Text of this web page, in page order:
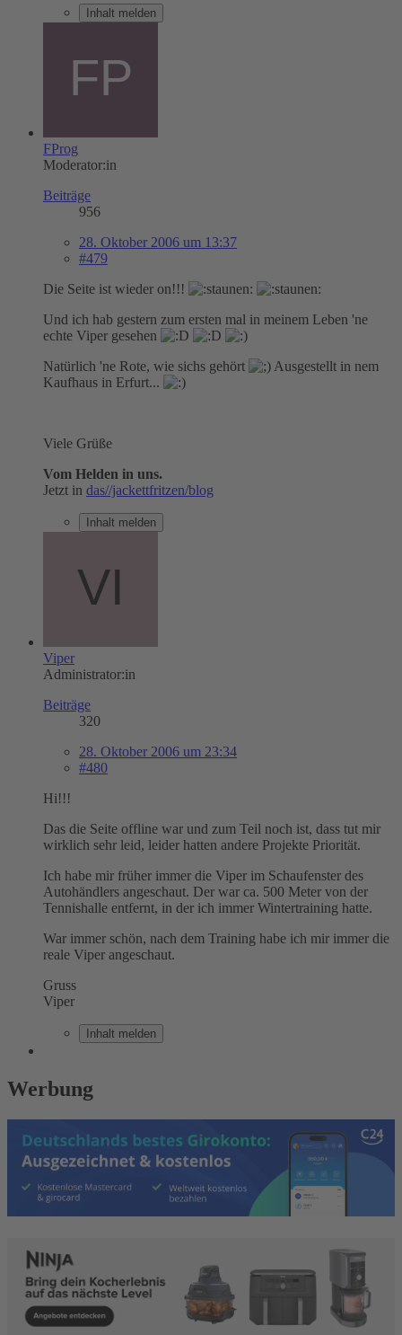
Inhalt melden
FProg
Moderator:in
Beiträge
956
28. Oktober 2006 um 13:37
#479
Die Seite ist wieder on!!!
Und ich hab gestern zum ersten mal in meinem Leben 'ne
echte Viper gesehen
Natürlich 'ne Rote, wie sichs gehört
Ausgestellt in nem
Kaufhaus in Erfurt...
Viele Grüße
Vom Helden in uns.
Jetzt in das//jackettfritzen/blog
Inhalt melden
Viper
Administrator:in
Beiträge
320
28. Oktober 2006 um 23:34
#480
Hi!!!
Das die Seite offline war und zum Teil noch ist, dass tut mir
wirklich sehr leid, leider hatten andere Projekte Priorität.
Ich habe mir früher immer die Viper im Schaufenster des
Autohändlers angeschaut. Der war ca. 500 Meter von der
Tennishalle entfernt, in der ich immer Wintertraining hatte.
War immer schön, nach dem Training habe ich mir immer die
reale Viper angeschaut.
Gruss
Viper
Inhalt melden
Werbung